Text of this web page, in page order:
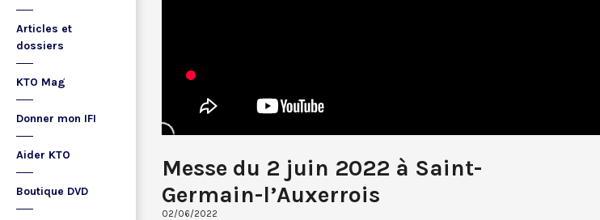
Articles et
dossiers
KTO Mag
Donner mon IFI
Aider KTO
Boutique DVD
Messe du 2 juin 2022 à Saint-
Germain-l’Auxerrois
02/06/2022